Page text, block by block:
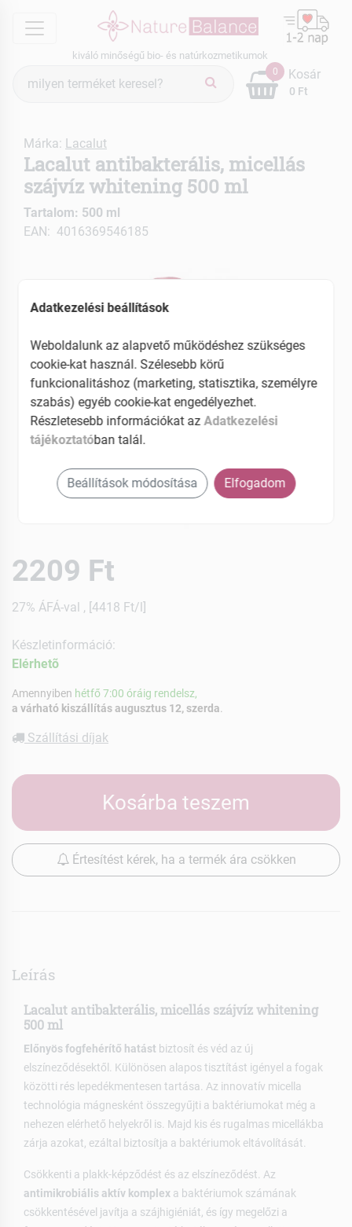
menu
kiváló minőségű bio- és natúrkozmetikumok
keresés
0
0 Ft
Kosár
Márka: Lacalut
Lacalut antibakterális, micellás
szájvíz whitening 500 ml
Tartalom: 500 ml
EAN: 4016369546185
2209 Ft
27% ÁFÁ-val , [4418 Ft/l]
Készletinformáció:
Elérhetõ
Amennyiben hétfő 7:00 óráig rendelsz,
a várható kiszállítás augusztus 12, szerda
Szállítási díjak
Kosárba teszem
Értesítést kérek, ha a termék ára csökken
Leírás
Lacalut antibakterális, micellás szájvíz whitening
500 ml
Előnyös fogfehérítő hatást biztosít és véd az új
elszíneződésektől. Különösen alapos tisztítást igényel a fogak
közötti rés lepedékmentesen tartása. Az innovatív micella
technológia mágnesként összegyűjti a baktériumokat még a
nehezen elérhető helyekről is. Majd kis és rugalmas micellákba
zárja azokat, ezáltal biztosítja a baktériumok eltávolítását.
Csökkenti a plakk-képződést és az elszíneződést. Az
antimikrobiális aktív komplex a baktériumok számának
csökkentésével javítja a szájhigiéniát, és így megelőzi a
Adatkezelési beállítások
Weboldalunk az alapvető működéshez szükséges
cookie-kat használ. Szélesebb körű
funkcionalitáshoz (marketing, statisztika, személyre
szabás) egyéb cookie-kat engedélyezhet.
Részletesebb információkat azAdatkezelési
tájékoztatóban talál.
Beállítások módosítása Elfogadom